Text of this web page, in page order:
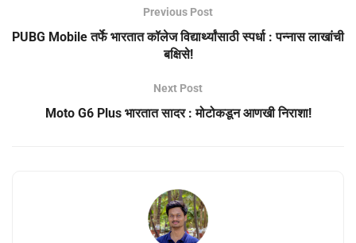
Previous Post
PUBG Mobile तर्फे भारतात कॉलेज विद्यार्थ्यांसाठी स्पर्धा : पन्नास लाखांची
बक्षिसे!
Next Post
Moto G6 Plus भारतात सादर : मोटोकडून आणखी निराशा!